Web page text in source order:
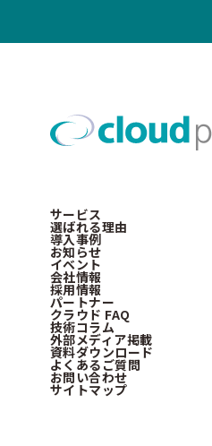
サービス
選ばれる理由
導入事例
お知らせ
イベント
会社情報
採用情報
パートナー
クラウド FAQ
技術コラム
外部メディア掲載
資料ダウンロード
よくあるご質問
お問い合わせ
サイトマップ